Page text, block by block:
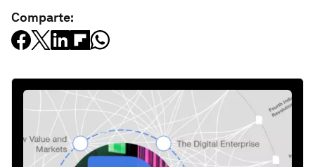
Comparte: